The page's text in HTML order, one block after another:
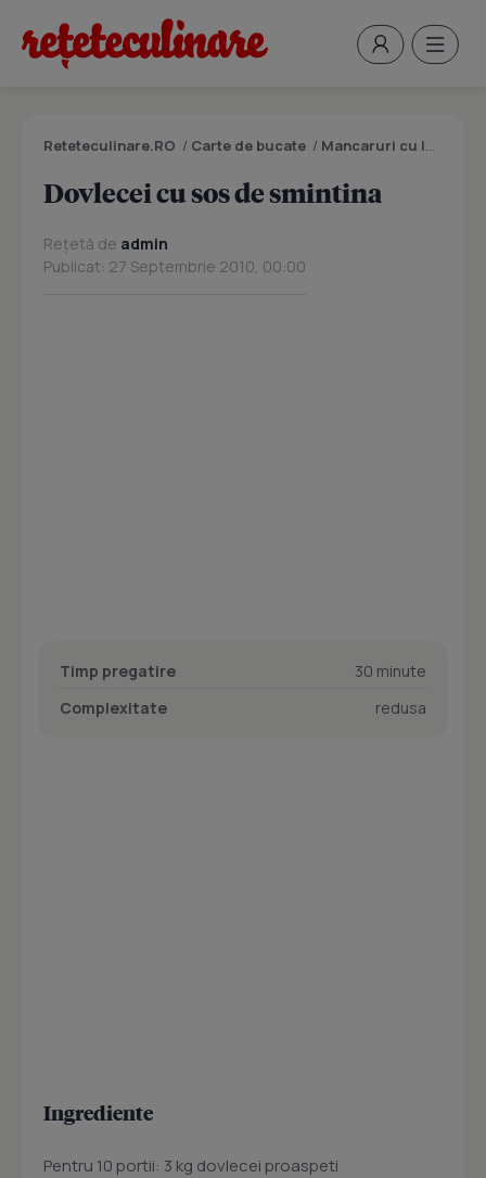
Reteteculinare.RO / Carte de bucate / Mancaruri cu legume si zarzavaturi
Dovlecei cu sos de smintina
Rețetă de admin
Publicat: 27 Septembrie 2010, 00:00
Timp pregatire
30 minute
Complexitate
redusa
Ingrediente
Pentru 10 portii: 3 kg dovlecei proaspeti